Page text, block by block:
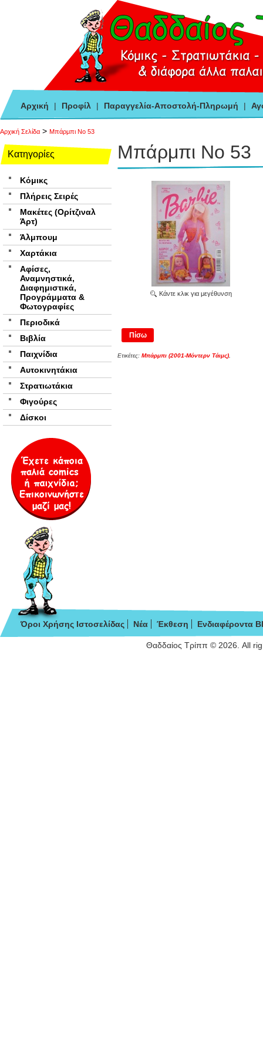
Αρχική | Προφίλ | Παραγγελία-Αποστολή-Πληρωμή |
Αρχική Σελίδα > Μπάρμπι Νο 53
Μπάρμπι Νο 53
Κάντε κλικ για μεγέθυνση
Πίσω
Ετικέτες: Μπάρμπι (2001-Μόντερν Τάιμς)
Κατηγορίες
Κόμικς
Πλήρεις Σειρές
Μακέτες (Ορίτζιναλ
Άρτ)
Άλμπουμ
Χαρτάκια
Αφίσες,
Αναμνηστικά,
Διαφημιστικά,
Προγράμματα &
Φωτογραφίες
Περιοδικά
Βιβλία
Παιχνίδια
Αυτοκινητάκια
Στρατιωτάκια
Φιγούρες
Δίσκοι
Όροι Χρήσης Ιστοσελίδας Νέα Έκθεση Ενδιαφέροντα
Θαδδαίος Τρίππ © 2026. All